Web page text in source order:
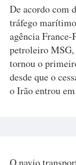
De acordo com
tráfego
agência France-
petroleiro MSG,
tornou o
desde que o
o Irão entrou
O navio